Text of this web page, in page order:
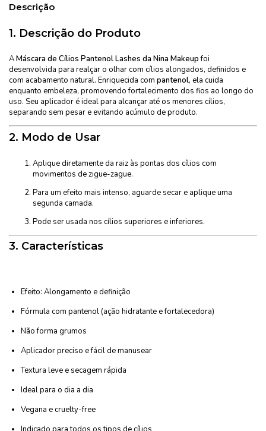
Descrição
1. Descrição do Produto
AMáscara de Cílios Pantenol Lashes da Nina Makeupfoi
desenvolvida para realçar o olhar com cílios alongados, definidos e
com acabamento natural. Enriquecida com pantenol, ela cuida
enquanto embeleza, promovendo fortalecimento dos fios ao longo do
uso. Seu aplicador é ideal para alcançar até os menores cílios,
separando sem pesar e evitando acúmulo de produto.
2. Modo de Usar
Aplique diretamente da raiz às pontas dos cílios com
movimentos de zigue-zague.
Para um efeito mais intenso, aguarde secar e aplique uma
segunda camada.
Pode ser usada nos cílios superiores e inferiores.
3. Características
Efeito: Alongamento e definição
Fórmula com pantenol (ação hidratante e fortalecedora)
Não forma grumos
Aplicador preciso e fácil de manusear
Textura leve e secagem rápida
Ideal para o dia a dia
Vegana e cruelty-free